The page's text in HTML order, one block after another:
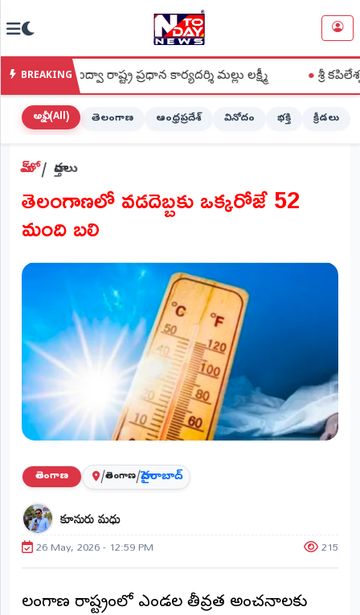
హోమ్
(Home)
STREAMING
లైవ్
(Live
రేడియో
(Live
Radio)
ప్రాంతీయ
వార్తలు
(STATE)
తెలంగాణ
ఆంధ్రప్రదేశ్
ప్రధాన
విభాగాలు
(MAIN)
BREAKING
రాష్ట్ర ప్రధాన కార్యదర్శి మల్లు లక్ష్మీ ●శ్రీ
అన్నీ (All) తెలంగాణ ఆంధ్రప్రదేశ్ వినోదం భక్తి క్రీడలు
హోమ్ వార్తలు
తెలంగాణలో వడదెబ్బకు ఒక్కరోజే 52
మంది బలి
తెలంగాణ /తెలంగాణ/హైదరాబాద్
కూనురు మధు
26 May, 2026 - 12:59 PM 215
తెలంగాణ రాష్ట్రంలో ఎండల తీవ్రత అంచనాలకు